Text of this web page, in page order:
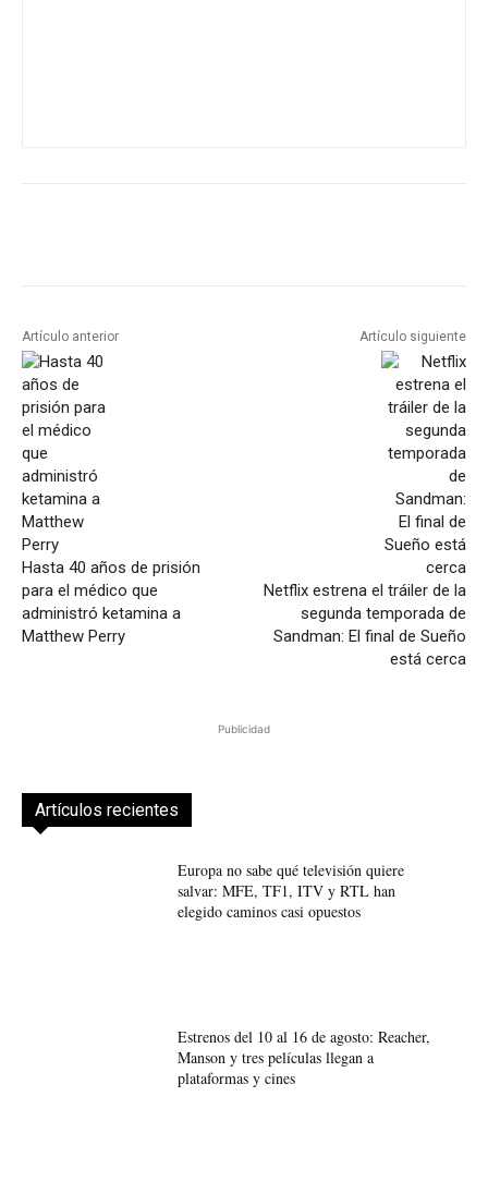
Artículo anterior
Hasta 40 años de prisión
para el médico que
administró ketamina a
Matthew Perry
Artículo siguiente
Netflix estrena el tráiler de la
segunda temporada de
Sandman: El final de Sueño
está cerca
Publicidad
Artículos recientes
Europa no sabe qué televisión quiere
salvar: MFE, TF1, ITV y RTL han
elegido caminos casi opuestos
Estrenos del 10 al 16 de agosto: Reacher,
Manson y tres películas llegan a
plataformas y cines